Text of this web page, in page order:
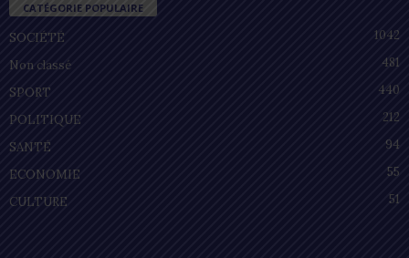
CATÉGORIE POPULAIRE
SOCIÉTÉ
1042
Non classé
481
SPORT
440
POLITIQUE
212
SANTÉ
94
ECONOMIE
55
CULTURE
51